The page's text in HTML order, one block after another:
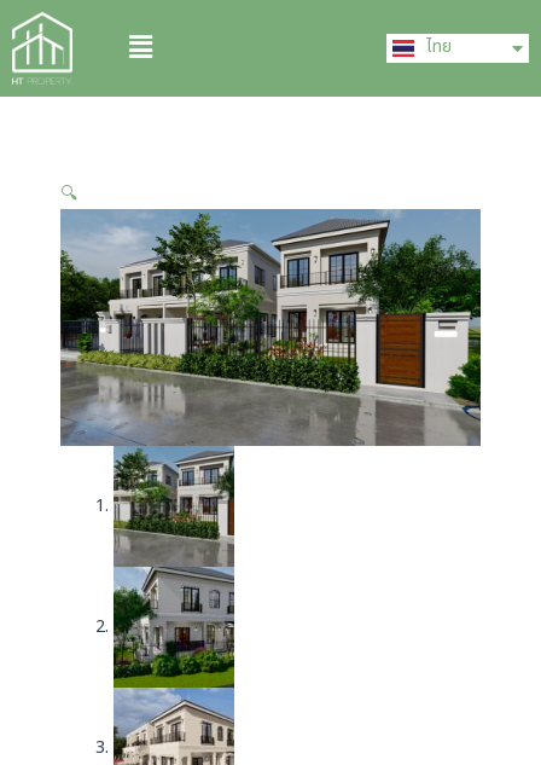
Skip
to
content
Menu ไทย
中文 (中国)
🔍